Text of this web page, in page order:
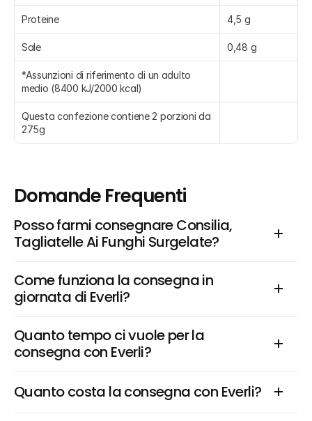
Proteine 4,5 g
Sale 0,48 g
*Assunzioni di riferimento di un adulto
medio (8400 kJ/2000 kcal)
Questa confezione contiene 2 porzioni da
275g
Domande Frequenti
Posso farmi consegnare Consilia,
Tagliatelle Ai Funghi Surgelate?
Come funziona la consegna in
giornata di Everli?
Quanto tempo ci vuole per la
consegna con Everli?
Quanto costa la consegna con Everli?